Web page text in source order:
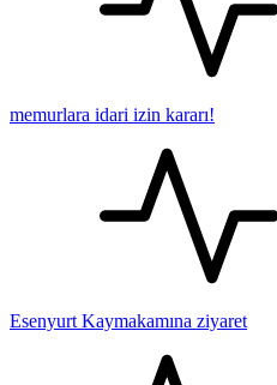
memurlara idari izin kararı!
Esenyurt Kaymakamına ziyaret